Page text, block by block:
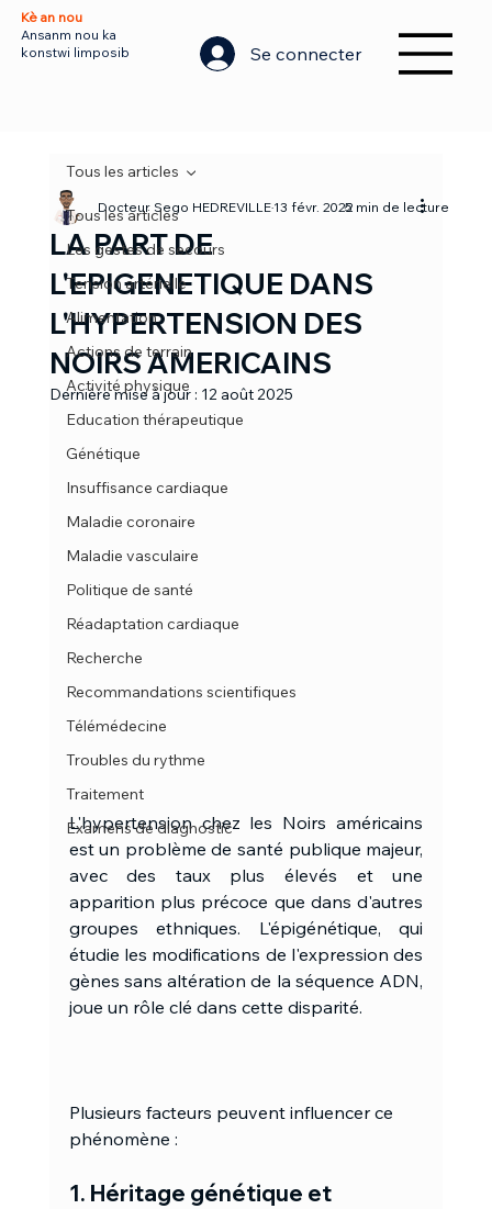
Kè an nou
Ansanm nou ka
konstwi limposib
Se connecter
Tous les articles
Les gestes de secours
Tension artérielle
Alimentation
Actions de terrain
Activité physique
Education thérapeutique
Génétique
Insuffisance cardiaque
Maladie coronaire
Maladie vasculaire
Politique de santé
Réadaptation cardiaque
Recherche
Recommandations scientifiques
Télémédecine
Troubles du rythme
Traitement
Examens de diagnostic
Tous les articles
LA PART DE
L'EPIGENETIQUE DANS
L'HYPERTENSION DES
NOIRS AMERICAINS
Docteur Sego HEDREVILLE13 févr. 20252 min de lecture
Dernière mise à jour : 12 août 2025
L'hypertension chez les Noirs américains
est un problème de santé publique majeur,
avec des taux plus élevés et une
apparition plus précoce que dans d'autres
groupes ethniques. L'épigénétique, qui
étudie les modifications de l'expression des
gènes sans altération de la séquence ADN,
joue un rôle clé dans cette disparité.
Plusieurs facteurs peuvent influencer ce
phénomène :
1. Héritage génétique et